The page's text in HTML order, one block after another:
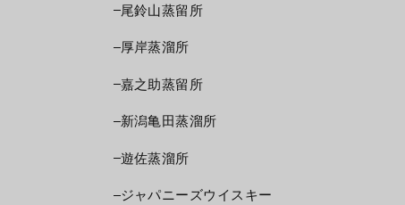
尾鈴山蒸留所
厚岸蒸溜所
嘉之助蒸留所
新潟亀田蒸溜所
遊佐蒸溜所
ジャパニーズウイスキー